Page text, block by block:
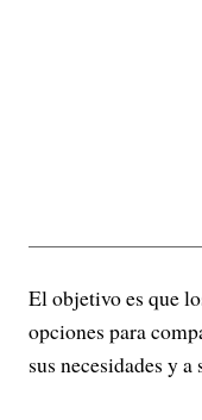
El objetivo es que
opciones para
sus necesidades y a